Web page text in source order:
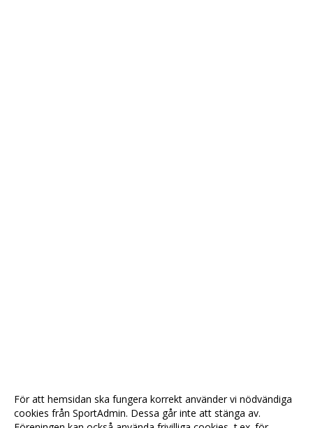
För att hemsidan ska fungera korrekt använder vi nödvändiga
cookies från SportAdmin. Dessa går inte att stänga av.